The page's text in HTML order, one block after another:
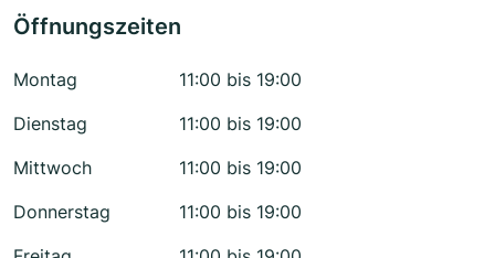
Öffnungszeiten
Montag
11:00 bis 19:00
Dienstag
11:00 bis 19:00
Mittwoch
11:00 bis 19:00
Donnerstag
11:00 bis 19:00